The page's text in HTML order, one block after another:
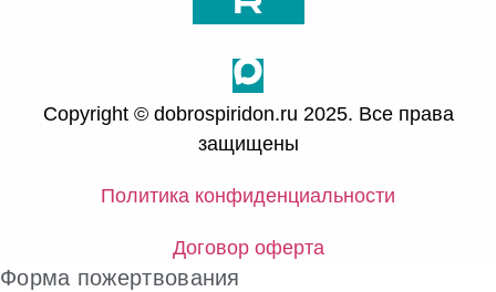
Copyright © dobrospiridon.ru 2025. Все права
защищены
Политика конфиденциальности
Договор оферта
Форма пожертвования